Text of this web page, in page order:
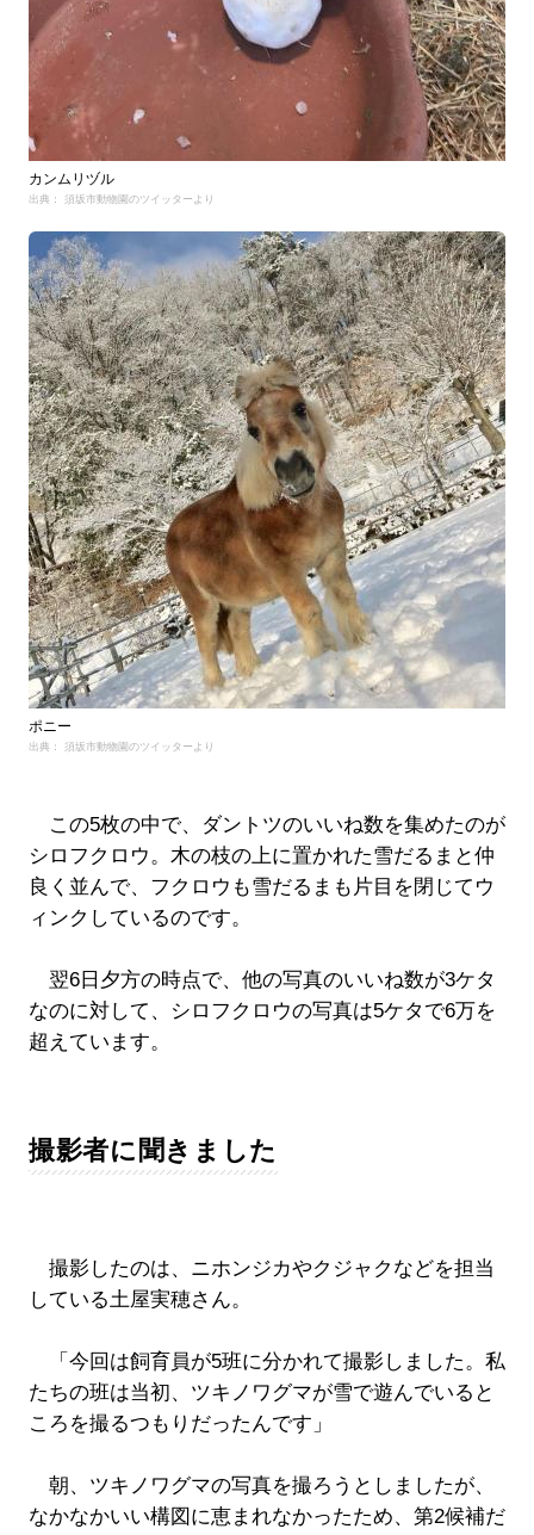
カンムリヅル
出典： 須坂市動物園のツイッターより
ポニー
出典： 須坂市動物園のツイッターより
この5枚の中で、ダントツのいいね数を集めたのが
シロフクロウ。木の枝の上に置かれた雪だるまと仲
良く並んで、フクロウも雪だるまも片目を閉じてウ
ィンクしているのです。
翌6日夕方の時点で、他の写真のいいね数が3ケタ
なのに対して、シロフクロウの写真は5ケタで6万を
超えています。
撮影者に聞きました
撮影したのは、ニホンジカやクジャクなどを担当
している土屋実穂さん。
「今回は飼育員が5班に分かれて撮影しました。私
たちの班は当初、ツキノワグマが雪で遊んでいると
ころを撮るつもりだったんです」
朝、ツキノワグマの写真を撮ろうとしましたが、
なかなかいい構図に恵まれなかったため、第2候補だ